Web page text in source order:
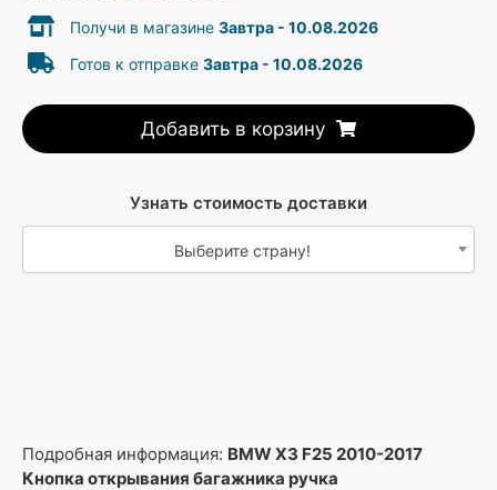
Получи в магазине Завтра - 10.08.2026
Готов к отправке Завтра - 10.08.2026
Добавить в корзину
Узнать стоимость доставки
Выберите страну!
Подробная информация: BMW X3 F25 2010-2017
Кнопка открывания багажника ручка